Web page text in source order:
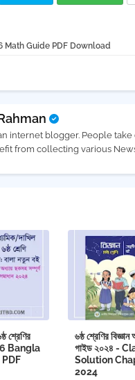
6 Math Guide PDF Download
internet blogger. People
from collecting various
শ্রেণির
6 Bangla
৬ষ্ঠ শ্রেণির
গাইড ২০২৪ -
Solution
2024